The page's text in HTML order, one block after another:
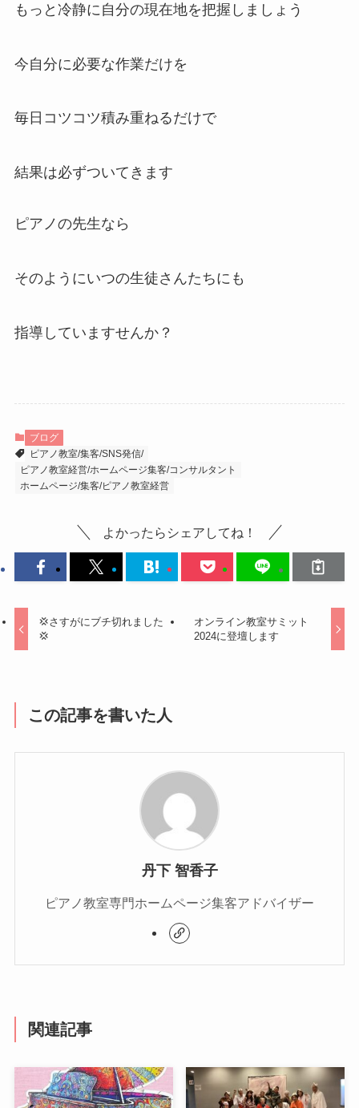
もっと冷静に自分の現在地を把握しましょう
今自分に必要な作業だけを
毎日コツコツ積み重ねるだけで
結果は必ずついてきます
ピアノの先生なら
そのようにいつの生徒さんたちにも
指導していますせんか？
ブログ
ピアノ教室/集客/SNS発信/
ピアノ教室経営/ホームページ集客/コンサルタント
ホームページ/集客/ピアノ教室経営
よかったらシェアしてね！
💢さすがにブチ切れました
💢
オンライン教室サミット
2024に登壇します
この記事を書いた人
丹下 智香子
ピアノ教室専門ホームページ集客アドバイザー
関連記事